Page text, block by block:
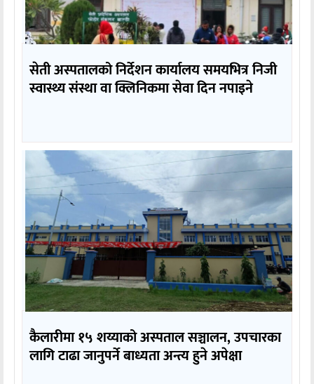
सेती अस्पतालको निर्देशन कार्यालय समयभित्र निजी
स्वास्थ्य संस्था वा क्लिनिकमा सेवा दिन नपाइने
कैलारीमा १५ शय्याको अस्पताल सञ्चालन, उपचारका
लागि टाढा जानुपर्ने बाध्यता अन्त्य हुने अपेक्षा